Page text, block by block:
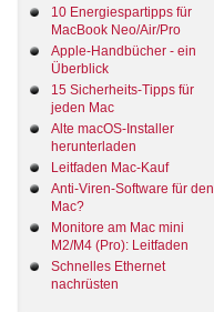
10 Energiespartipps für
MacBook Neo/Air/Pro
Apple-Handbücher - ein
Überblick
15 Sicherheits-Tipps für
jeden Mac
Alte macOS-Installer
herunterladen
Leitfaden Mac-Kauf
Anti-Viren-Software für den
Mac?
Monitore am Mac mini
M2/M4 (Pro): Leitfaden
Schnelles Ethernet
nachrüsten